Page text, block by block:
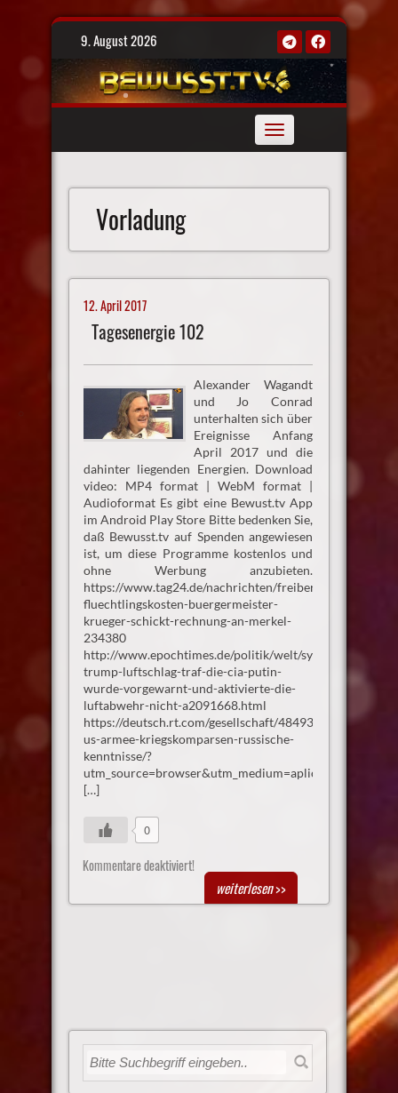
Skip
9. August 2026
Toggle
navigation
Vorladung
12. April 2017
Tagesenergie 102
Alexander Wagandt
und Jo Conrad
unterhalten sich über
Ereignisse Anfang
April 2017 und die
dahinter liegenden Energien. Download
video: MP4 format | WebM format |
Audioformat Es gibt eine Bewust.tv App
im Android Play Store Bitte bedenken Sie,
daß Bewusst.tv auf Spenden angewiesen
ist, um diese Programme kostenlos und
ohne Werbung anzubieten.
https://www.tag24.de/nachrichten/freiberg-
fluechtlingskosten-buergermeister-
krueger-schickt-rechnung-an-merkel-
234380
http://www.epochtimes.de/politik/welt/syrien-
trump-luftschlag-traf-die-cia-putin-
wurde-vorgewarnt-und-aktivierte-die-
luftabwehr-nicht-a2091668.html
https://deutsch.rt.com/gesellschaft/48493-
us-armee-kriegskomparsen-russische-
kenntnisse/?
[…]
0
Kommentare deaktiviert!
weiterlesen>>